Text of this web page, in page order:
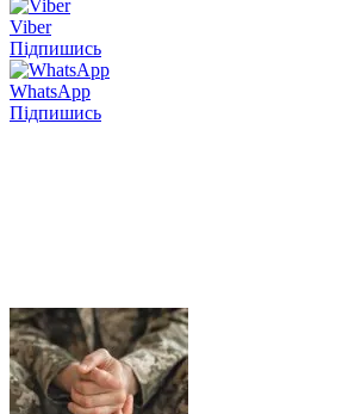
Viber
Підпишись
WhatsApp
Підпишись